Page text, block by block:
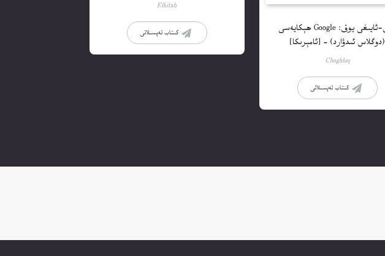
باش-ئايىغى يوق: Google ھېكايەسى
(دوگلاس ئىدۋارد) – [ئامېرىكا]
Choghluq
كىتاب تەپسىلاتى
Elkitab
كىتاب تەپسىلاتى